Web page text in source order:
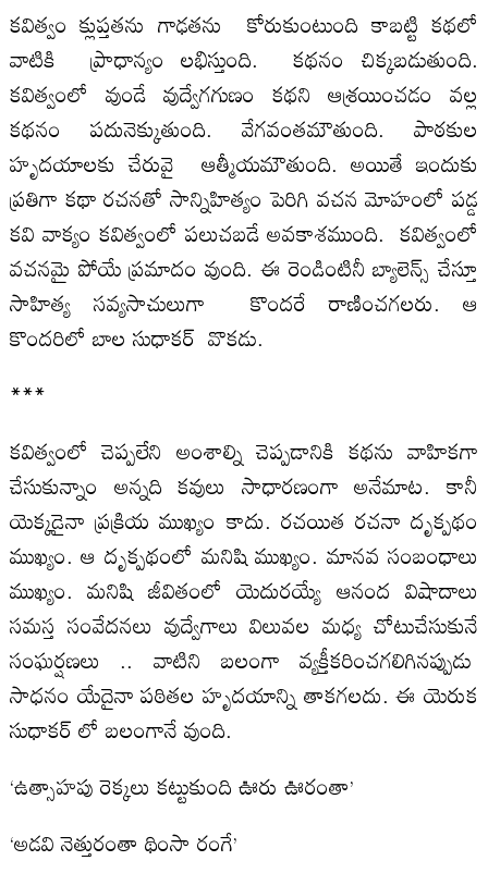
కవిత్వం క్లుప్తతను గాఢతను కోరుకుంటుంది కాబట్టి కథలో
వాటికి ప్రాధాన్యం లభిస్తుంది. కథనం చిక్కబడుతుంది.
కవిత్వంలో వుండే వుద్వేగగుణం కథని ఆశ్రయించడం వల్ల
కథనం పదునెక్కుతుంది. వేగవంతమౌతుంది. పాఠకుల
హృదయాలకు చేరువై ఆత్మీయమౌతుంది. అయితే ఇందుకు
ప్రతిగా కథా రచనతో సాన్నిహిత్యం పెరిగి వచన మోహంలో పడ్డ
కవి వాక్యం కవిత్వంలో పలుచబడే అవకాశముంది. కవిత్వంలో
వచనమై పోయే ప్రమాదం వుంది. ఈ రెండింటినీ బ్యాలెన్స్ చేస్తూ
సాహిత్య సవ్యసాచులుగా కొందరే రాణించగలరు. ఆ
కొందరిలో బాల సుధాకర్ వొకడు.
***
కవిత్వంలో చెప్పలేని అంశాల్ని చెప్పడానికి కథను వాహికగా
చేసుకున్నాం అన్నది కవులు సాధారణంగా అనేమాట. కానీ
యెక్కడైనా ప్రక్రియ ముఖ్యం కాదు. రచయిత రచనా దృక్పథం
ముఖ్యం. ఆ దృక్పథంలో మనిషి ముఖ్యం. మానవ సంబంధాలు
ముఖ్యం. మనిషి జీవితంలో యెదురయ్యే ఆనంద విషాదాలు
సమస్త సంవేదనలు వుద్వేగాలు విలువల మధ్య చోటుచేసుకునే
సంఘర్షణలు .. వాటిని బలంగా వ్యక్తీకరించగలిగినప్పుడు
సాధనం యేదైనా పఠితల హృదయాన్ని తాకగలదు. ఈ యెరుక
సుధాకర్ లో బలంగానే వుంది.
‘ఉత్సాహపు రెక్కలు కట్టుకుంది ఊరు ఊరంతా’
‘అడవి నెత్తురంతా థింసా రంగే’